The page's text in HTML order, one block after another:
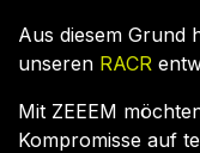
Aus diesem Grund
unseren RACR
Mit ZEEEM
Kompromisse auf